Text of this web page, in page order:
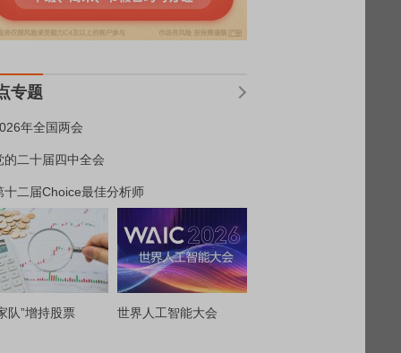
专题
年全国两会
的二十届四中全会
十二届Choice最佳分析师
队”增持股票 世界人工智能大会